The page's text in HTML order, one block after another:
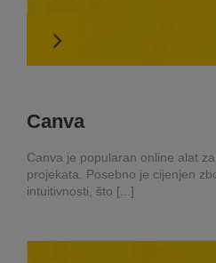
Canva
Canva je popularan online alat
projekata. Posebno je cijenjen
intuitivnosti, što [...]